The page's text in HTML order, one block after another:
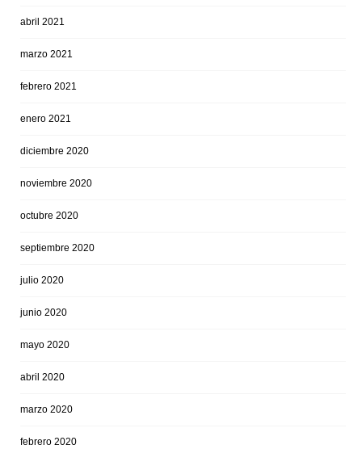
abril 2021
marzo 2021
febrero 2021
enero 2021
diciembre 2020
noviembre 2020
octubre 2020
septiembre 2020
julio 2020
junio 2020
mayo 2020
abril 2020
marzo 2020
febrero 2020